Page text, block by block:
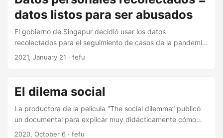
datos listos para ser abusados
El gobierno de Singapur decidió usar los datos
recolectados para el seguimiento de casos de la pandemia
SARS-2/COVID-19 con fines policíacos. Los datos
menudo serán) utilizados con otros fines, ya sea por
decisión del mismo gobierno o por autoridades
subsiguientes. En un mundo ideal, los datos personales no
deberían ser registrados ni recolectados en bases de datos
que tarde o temprano resultan vulneradas y filtradas para
2021, January 21 · fefu
El dilema social
La productora de la película “The social dilemma” publicó
un documental para explicar muy didácticamente cómo
funciona y hasta qué punto nos afecta el capitalismo de la
2020, October 6 · fefu